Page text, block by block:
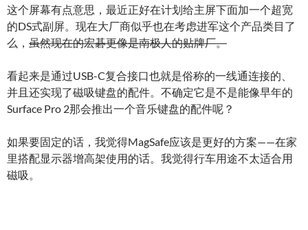
这个屏幕有点意思，最近正好在计划给主屏下面加一个超宽
的DS式副屏。现在大厂商似乎也在考虑进军这个产品类目了
么， 虽然现在的宏碁更像是南极人的贴牌厂。
看起来是通过USB-C复合接口也就是俗称的一线通连接的、
并且还实现了磁吸键盘的配件。不确定它是不是能像早年的
Surface Pro 2那会推出一个音乐键盘的配件呢？
如果要固定的话，我觉得MagSafe应该是更好的方案——在家
里搭配显示器增高架使用的话。我觉得行车用途不太适合用
磁吸。